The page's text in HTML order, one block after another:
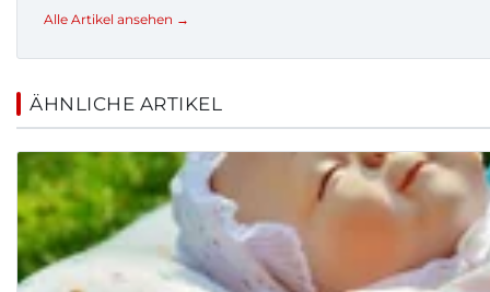
Alle Artikel ansehen →
ÄHNLICHE ARTIKEL